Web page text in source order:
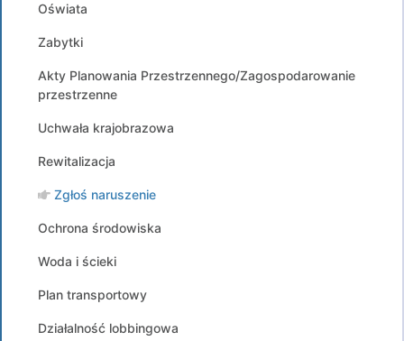
Oświata
Zabytki
Akty Planowania Przestrzennego/Zagospodarowanie
przestrzenne
Uchwała krajobrazowa
Rewitalizacja
Zgłoś naruszenie
Ochrona środowiska
Woda i ścieki
Plan transportowy
Działalność lobbingowa